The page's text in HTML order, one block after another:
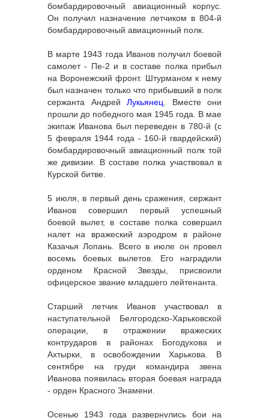
бомбардировочный авиационный корпус.
Он получил назначение летчиком в 804-й
бомбардировочный авиационный полк.
В марте 1943 года Иванов получил боевой
самолет - Пе-2 и в составе полка прибыл
на Воронежский фронт. Штурманом к нему
был назначен только что прибывший в полк
сержанта Андрей Лукьянец. Вместе они
прошли до победного мая 1945 года. В мае
экипаж Иванова был переведен в 780-й (с
5 февраля 1944 года - 160-й гвардейский)
бомбардировочный авиационный полк той
же дивизии. В составе полка участвовал в
Курской битве.
5 июля, в первый день сражения, сержант
Иванов совершил первый успешный
боевой вылет, в составе полка совершил
налет на вражеский аэродром в районе
Казачья Лопань. Всего в июле он провел
восемь боевых вылетов. Его наградили
орденом Красной Звезды, присвоили
офицерское звание младшего лейтенанта.
Старший летчик Иванов участвовал в
наступательной Белгородско-Харьковской
операции, в отражении вражеских
контрударов в районах Богодухова и
Ахтырки, в освобождении Харькова. В
сентябре на груди командира звена
Иванова появилась вторая боевая награда
- орден Красного Знамени.
Осенью 1943 года развернулись бои на